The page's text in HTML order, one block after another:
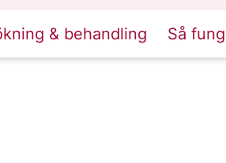
& behandling Så